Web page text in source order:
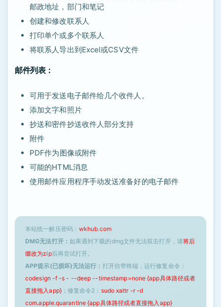
邮政地址，部门和笔记
创建和修改联系人
打印单个或多个联系人
将联系人导出到Excel或CSV文件
邮件列表：
可用于发送电子邮件给几个收件人。
添加文字和照片
抄送和密件抄送收件人部分支持
附件
PDF作为图像或附件
可能的HTML消息
使用邮件应用程序手动发送准备好的电子邮件
本站统一解压密码： wkhub.com
DMG无法打开： 如果遇到下载的dmg文件无法双击打开，请将后
缀改为zip后再尝试打开。
APP提示(已损坏)无法运行： 打开自带终端，运行修复命令：
codesign -f -s - --deep --timestamp=none {app具体路径或者
直接拖入app}；修复命令2： sudo xattr -r -d
com.apple.quarantine {app具体路径或者直接拖入app}